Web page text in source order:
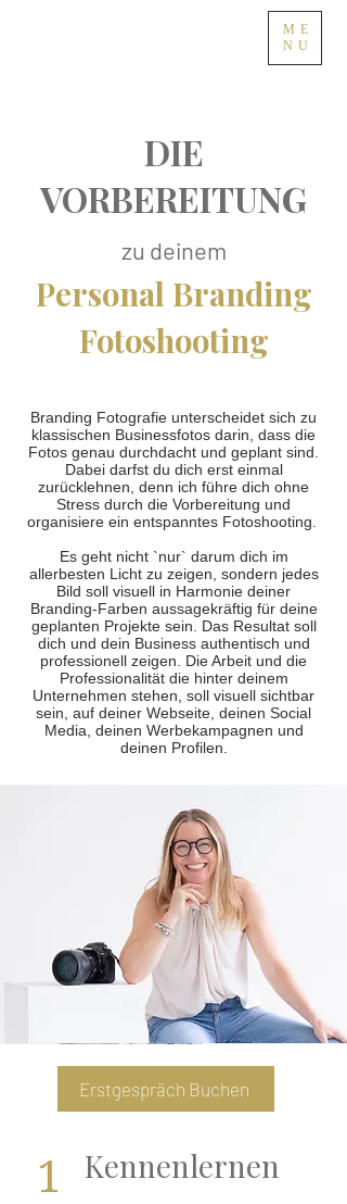
ME
NU
DIE
VORBEREITUNG
zu deinem
Personal Branding
Fotoshooting
Branding Fotografie unterscheidet sich zu
klassischen Businessfotos darin, dass die
Fotos genau durchdacht und geplant sind.
Dabei darfst du dich erst einmal
zurücklehnen, denn ich führe dich ohne
Stress durch die Vorbereitung und
organisiere ein entspanntes Fotoshooting.
Es geht nicht `nur` darum dich im
allerbesten Licht zu zeigen, sondern jedes
Bild soll visuell in Harmonie deiner
Branding-Farben aussagekräftig für deine
geplanten Projekte sein. Das Resultat soll
dich und dein Business authentisch und
professionell zeigen. Die Arbeit und die
Professionalität die hinter deinem
Unternehmen stehen, soll visuell sichtbar
sein, auf deiner Webseite, deinen Social
Media, deinen Werbekampagnen und
deinen Profilen.
Erstgespräch Buchen
Kennenlernen
1